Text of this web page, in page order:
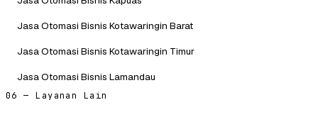
Jasa Otomasi Bisnis Kotawaringin Barat
Jasa Otomasi Bisnis Kotawaringin Timur
Jasa Otomasi Bisnis Lamandau
06 — Layanan Lain